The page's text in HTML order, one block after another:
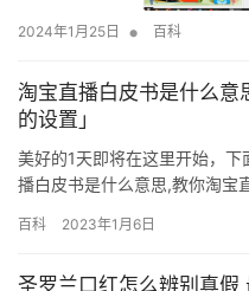
2024年1月25日 • 百科
淘宝直播白皮书是什么意
的设置」
美好的1天即将在这里开始，
播白皮书是什么意思,教你淘宝
我想表达的意思。相信你很快
百科 2023年1月6日
圣罗兰口红怎么辨别真